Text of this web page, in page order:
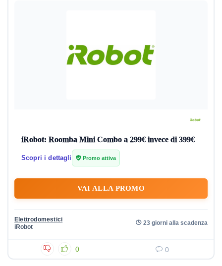
iRobot: Roomba Mini Combo a 299€ invece di 399€
Scopri i dettagli Promo attiva
VAI ALLA PROMO
Elettrodomestici
iRobot
23 giorni alla scadenza
0 0